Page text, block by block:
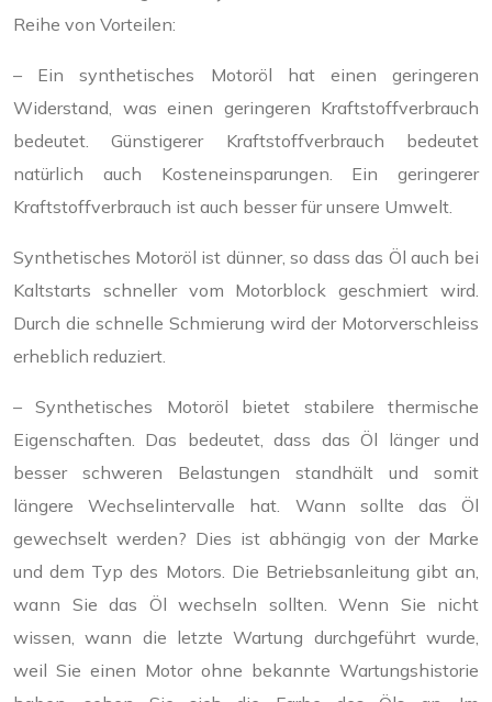
Reihe von Vorteilen:
– Ein synthetisches Motoröl hat einen geringeren
Widerstand, was einen geringeren Kraftstoffverbrauch
bedeutet. Günstigerer Kraftstoffverbrauch bedeutet
natürlich auch Kosteneinsparungen. Ein geringerer
Kraftstoffverbrauch ist auch besser für unsere Umwelt.
Synthetisches Motoröl ist dünner, so dass das Öl auch bei
Kaltstarts schneller vom Motorblock geschmiert wird.
Durch die schnelle Schmierung wird der Motorverschleiss
erheblich reduziert.
– Synthetisches Motoröl bietet stabilere thermische
Eigenschaften. Das bedeutet, dass das Öl länger und
besser schweren Belastungen standhält und somit
längere Wechselintervalle hat. Wann sollte das Öl
gewechselt werden? Dies ist abhängig von der Marke
und dem Typ des Motors. Die Betriebsanleitung gibt an,
wann Sie das Öl wechseln sollten. Wenn Sie nicht
wissen, wann die letzte Wartung durchgeführt wurde,
weil Sie einen Motor ohne bekannte Wartungshistorie